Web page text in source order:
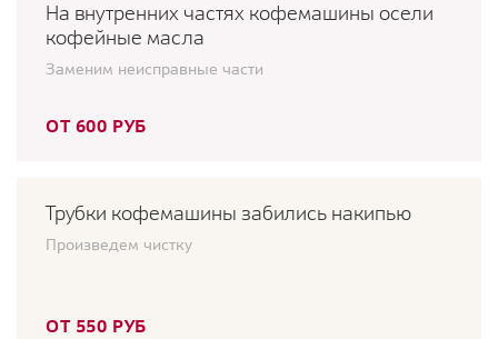
На внутренних частях кофемашины осели
кофейные масла
Заменим неисправные части
ОТ 600 РУБ
Трубки кофемашины забились накипью
Произведем чистку
ОТ 550 РУБ